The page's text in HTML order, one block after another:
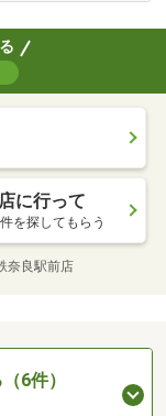
に行って
を探してもらう
奈良駅前店
6件）